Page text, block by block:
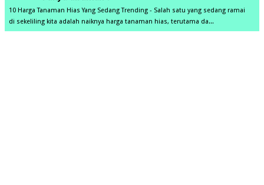
10 Harga Tanaman Hias Yang Sedang Trending - Salah satu yang sedang ramai
di sekeliling kita adalah naiknya harga tanaman hias, terutama da...